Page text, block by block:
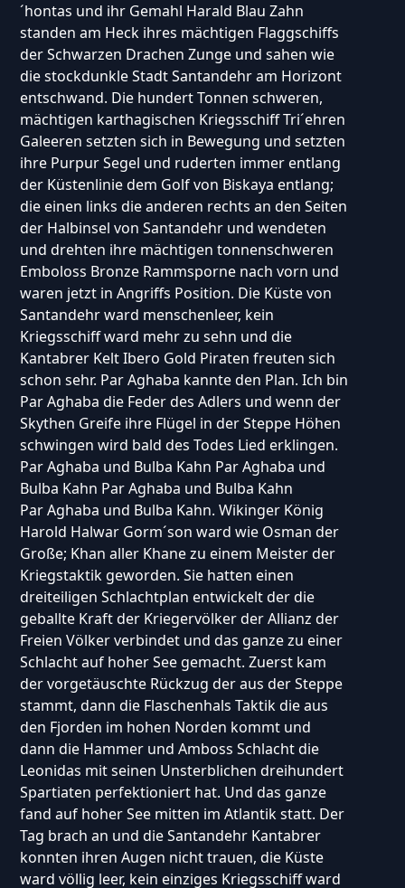
´hontas und ihr Gemahl Harald Blau Zahn
standen am Heck ihres mächtigen Flaggschiffs
der Schwarzen Drachen Zunge und sahen wie
die stockdunkle Stadt Santandehr am Horizont
entschwand. Die hundert Tonnen schweren,
mächtigen karthagischen Kriegsschiff Tri´ehren
Galeeren setzten sich in Bewegung und setzten
ihre Purpur Segel und ruderten immer entlang
der Küstenlinie dem Golf von Biskaya entlang;
die einen links die anderen rechts an den Seiten
der Halbinsel von Santandehr und wendeten
und drehten ihre mächtigen tonnenschweren
Emboloss Bronze Rammsporne nach vorn und
waren jetzt in Angriffs Position. Die Küste von
Santandehr ward menschenleer, kein
Kriegsschiff ward mehr zu sehn und die
Kantabrer Kelt Ibero Gold Piraten freuten sich
schon sehr. Par Aghaba kannte den Plan. Ich bin
Par Aghaba die Feder des Adlers und wenn der
Skythen Greife ihre Flügel in der Steppe Höhen
schwingen wird bald des Todes Lied erklingen.
Par Aghaba und Bulba Kahn Par Aghaba und
Bulba Kahn Par Aghaba und Bulba Kahn
Par Aghaba und Bulba Kahn. Wikinger König
Harold Halwar Gorm´son ward wie Osman der
Große; Khan aller Khane zu einem Meister der
Kriegstaktik geworden. Sie hatten einen
dreiteiligen Schlachtplan entwickelt der die
geballte Kraft der Kriegervölker der Allianz der
Freien Völker verbindet und das ganze zu einer
Schlacht auf hoher See gemacht. Zuerst kam
der vorgetäuschte Rückzug der aus der Steppe
stammt, dann die Flaschenhals Taktik die aus
den Fjorden im hohen Norden kommt und
dann die Hammer und Amboss Schlacht die
Leonidas mit seinen Unsterblichen dreihundert
Spartiaten perfektioniert hat. Und das ganze
fand auf hoher See mitten im Atlantik statt. Der
Tag brach an und die Santandehr Kantabrer
konnten ihren Augen nicht trauen, die Küste
ward völlig leer, kein einziges Kriegsschiff ward